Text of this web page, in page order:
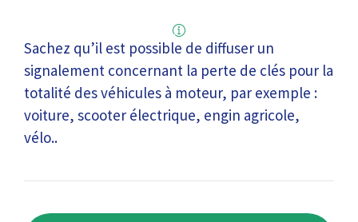
Sachez qu’il est possible de diffuser un
signalement concernant la perte de clés pour la
totalité des véhicules à moteur, par exemple :
voiture, scooter électrique, engin agricole,
vélo..